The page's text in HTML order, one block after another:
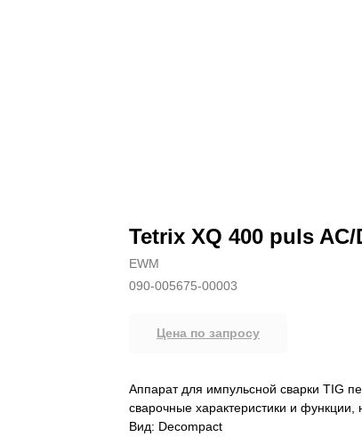
Tetrix XQ 400 puls AC/
EWM
090-005675-00003
Цена по запросу
Аппарат для импульсной сварки TIG
сварочные характеристики и
Вид: Decompact